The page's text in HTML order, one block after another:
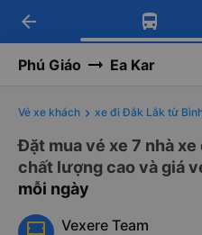
Tải app
Nhận ưu đãi
Tải app Vexere
-30k/ghế khi
arrow_back
Phú Giáo Ea Kar
Vé xe khách xe đi Đắk Lắk từ
Đặt mua vé xe 7 nhà
chất lượng cao và giá
mỗi ngày
Vexere Team